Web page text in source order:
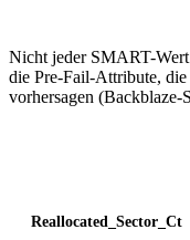
Nicht jeder SMART-
die Pre-Fail-Attribute, die
vorhersagen (Backblaze-
Reallocated_Sector_Ct